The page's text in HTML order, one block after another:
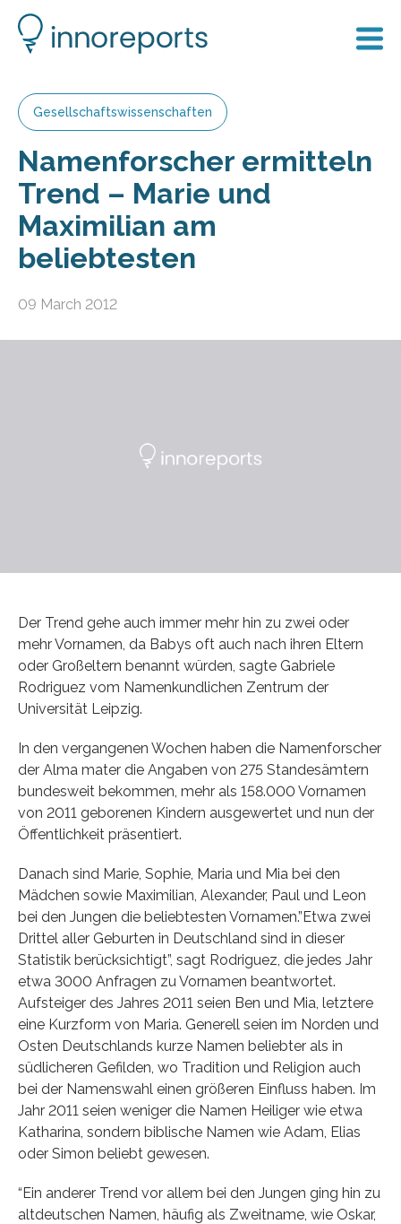
Gesellschaftswissenschaften
Namenforscher ermitteln
Trend – Marie und
Maximilian am
beliebtesten
09 March 2012
Der Trend gehe auch immer mehr hin zu zwei oder
mehr Vornamen, da Babys oft auch nach ihren Eltern
oder Großeltern benannt würden, sagte Gabriele
Rodriguez vom Namenkundlichen Zentrum der
Universität Leipzig.
In den vergangenen Wochen haben die Namenforscher
der Alma mater die Angaben von 275 Standesämtern
bundesweit bekommen, mehr als 158.000 Vornamen
von 2011 geborenen Kindern ausgewertet und nun der
Öffentlichkeit präsentiert.
Danach sind Marie, Sophie, Maria und Mia bei den
Mädchen sowie Maximilian, Alexander, Paul und Leon
bei den Jungen die beliebtesten Vornamen.”Etwa zwei
Drittel aller Geburten in Deutschland sind in dieser
Statistik berücksichtigt”, sagt Rodriguez, die jedes Jahr
etwa 3000 Anfragen zu Vornamen beantwortet.
Aufsteiger des Jahres 2011 seien Ben und Mia, letztere
eine Kurzform von Maria. Generell seien im Norden und
Osten Deutschlands kurze Namen beliebter als in
südlicheren Gefilden, wo Tradition und Religion auch
bei der Namenswahl einen größeren Einfluss haben. Im
Jahr 2011 seien weniger die Namen Heiliger wie etwa
Katharina, sondern biblische Namen wie Adam, Elias
oder Simon beliebt gewesen.
“Ein anderer Trend vor allem bei den Jungen ging hin zu
altdeutschen Namen, häufig als Zweitname, wie Oskar,